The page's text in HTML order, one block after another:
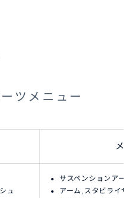
ツメニュー
メ
ュ
サスペンションアー
アーム,スタビライザ